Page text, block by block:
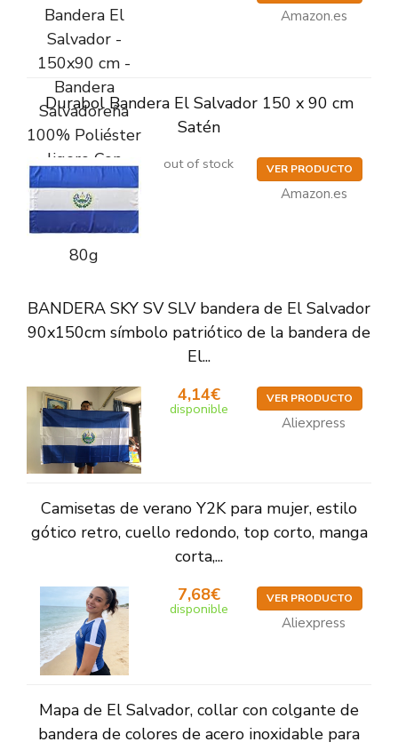
Amazon.es
Durabol Bandera El Salvador 150 x 90 cm
Satén
out of stock VER PRODUCTO
Amazon.es
BANDERA SKY SV SLV bandera de El Salvador
90x150cm símbolo patriótico de la bandera de
El...
4,14€
disponible
VER PRODUCTO
Aliexpress
Camisetas de verano Y2K para mujer, estilo
gótico retro, cuello redondo, top corto, manga
corta,...
7,68€
disponible
VER PRODUCTO
Aliexpress
Mapa de El Salvador, collar con colgante de
bandera de colores de acero inoxidable para